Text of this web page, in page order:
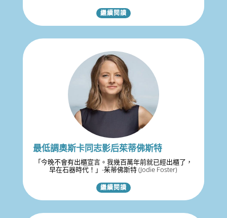
繼續閱讀
最低調奧斯卡同志影后茱蒂佛斯特
「今晚不會有出櫃宣言。我幾百萬年前就已經出櫃了，
早在石器時代！」-茱蒂佛斯特 (Jodie Foster)
繼續閱讀